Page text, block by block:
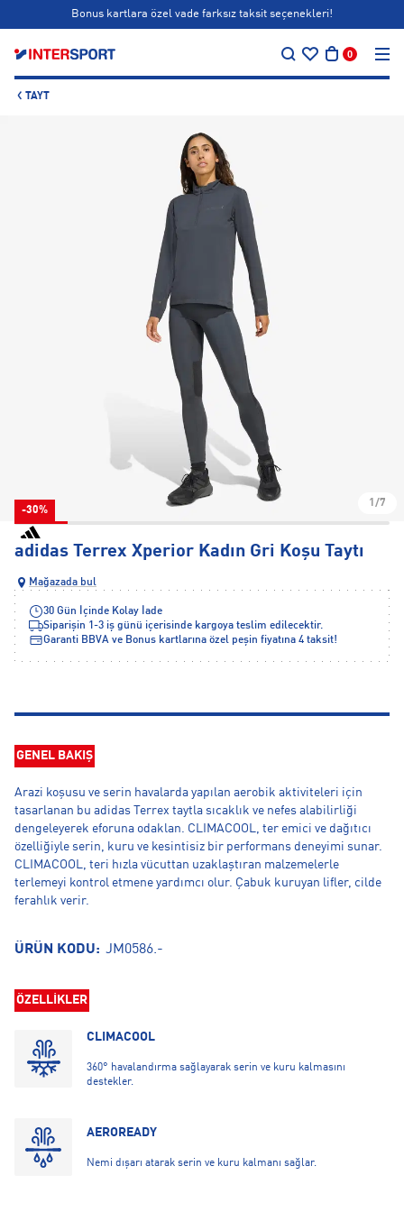
Bonus kartlara özel vade farksız taksit seçenekleri!
0
TAYT
-30%
1/7
adidas Terrex Xperior Kadın Gri Koşu Taytı
Mağazada bul
30 Gün İçinde Kolay İade
Siparişin 1-3 iş günü içerisinde kargoya teslim edilecektir.
Garanti BBVA ve Bonus kartlarına özel peşin fiyatına 4 taksit!
GENEL BAKIŞ
Arazi koşusu ve serin havalarda yapılan aerobik aktiviteleri için
tasarlanan bu adidas Terrex taytla sıcaklık ve nefes alabilirliği
dengeleyerek eforuna odaklan. CLIMACOOL, ter emici ve dağıtıcı
özelliğiyle serin, kuru ve kesintisiz bir performans deneyimi sunar.
CLIMACOOL, teri hızla vücuttan uzaklaştıran malzemelerle
terlemeyi kontrol etmene yardımcı olur. Çabuk kuruyan lifler, cilde
ferahlık verir.
ÜRÜN KODU: JM0586.-
ÖZELLİKLER
CLIMACOOL
360° havalandırma sağlayarak serin ve kuru kalmasını
destekler.
AEROREADY
Nemi dışarı atarak serin ve kuru kalmanı sağlar.